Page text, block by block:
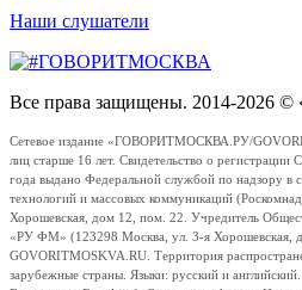
Наши слушатели
Все права защищены. 2014-2026 ©
Сетевое издание «ГОВОРИТМОСКВА.РУ/
лиц старше 16 лет. Свидетельство о
года выдано Федеральной службой по надзору в
технологий и массовых коммуникаций
Хорошевская, дом 12, пом. 22. Учредитель
«РУ ФМ» (123298 Москва, ул. 3-я Хорошевская,
GOVORITMOSKVA.RU. Территория
зарубежные страны. Языки: русский и